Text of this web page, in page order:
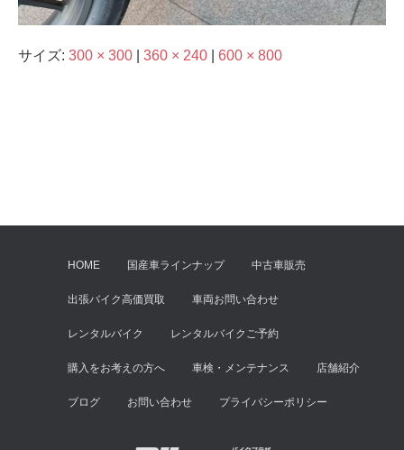
サイズ: 300 × 300 360 × 240 600 × 800
HOME 国産車ラインナップ 中古車販売
出張バイク高価買取 車両お問い合わせ
レンタルバイク レンタルバイクご予約
購入をお考えの方へ 車検・メンテナンス 店舗紹介
ブログ お問い合わせ プライバシーポリシー